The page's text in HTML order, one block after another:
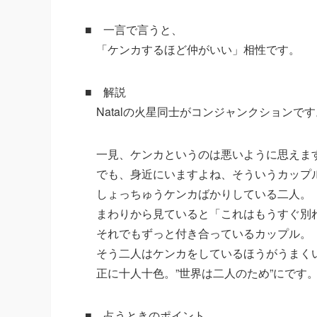
■ 一言で言うと、
「ケンカするほど仲がいい」相性です。
■ 解説
Natalの火星同士がコンジャンクションです
一見、ケンカというのは悪いように思えま
でも、身近にいますよね、そういうカップ
しょっちゅうケンカばかりしている二人。
まわりから見ていると「これはもうすぐ別
それでもずっと付き合っているカップル。
そう二人はケンカをしているほうがうまく
正に十人十色。”世界は二人のため”にです。